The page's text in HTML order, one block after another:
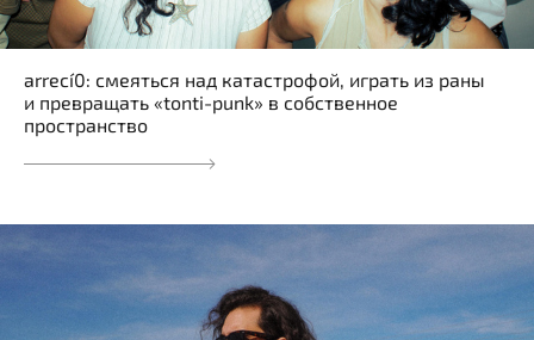
arrecí0: смеяться над катастрофой, играть из раны
и превращать «tonti-punk» в собственное
пространство